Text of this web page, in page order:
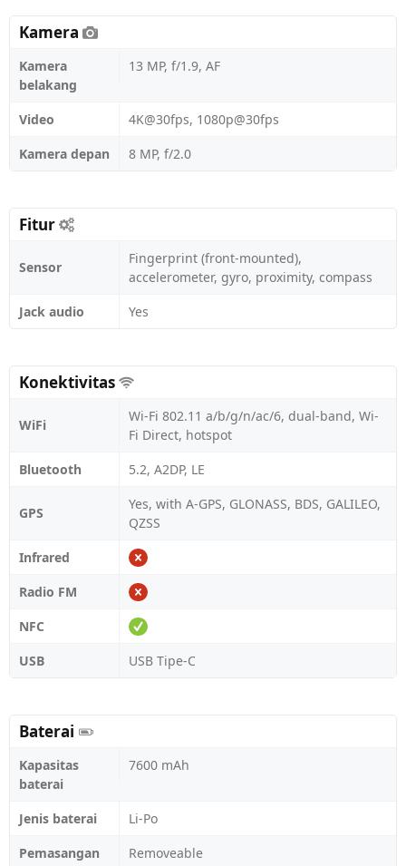
Kamera
Kamera
belakang
13 MP, f/1.9, AF
Video
4K@30fps, 1080p@30fps
Kamera depan
8 MP, f/2.0
Fitur
Sensor
Fingerprint (front-mounted),
accelerometer, gyro, proximity, compass
Jack audio
Yes
Konektivitas
WiFi
Wi-Fi 802.11 a/b/g/n/ac/6, dual-band, Wi-
Fi Direct, hotspot
Bluetooth
5.2, A2DP, LE
GPS
Yes, with A-GPS, GLONASS, BDS, GALILEO,
QZSS
Infrared
Radio FM
NFC
USB
USB Tipe-C
Baterai
Kapasitas
baterai
7600 mAh
Jenis baterai
Li-Po
Pemasangan
Removeable